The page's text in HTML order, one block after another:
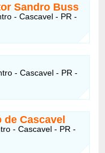
Sandro Buss
- Cascavel - PR -
- Cascavel - PR -
Cascavel
- Cascavel - PR -